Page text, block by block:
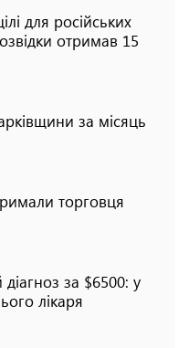
для російських
отримав 15
за місяць
торговця
за $6500: у
лікаря